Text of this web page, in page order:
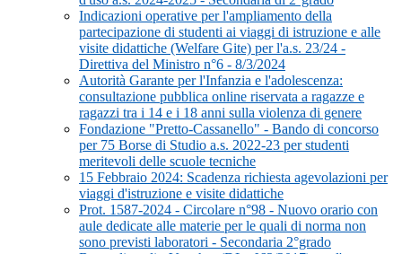
Indicazioni operative per l'ampliamento della
partecipazione di studenti ai viaggi di istruzione e alle
visite didattiche (Welfare Gite) per l'a.s. 23/24 -
Direttiva del Ministro n°6 - 8/3/2024
Autorità Garante per l'Infanzia e l'adolescenza:
consultazione pubblica online riservata a ragazze e
ragazzi tra i 14 e i 18 anni sulla violenza di genere
Fondazione "Pretto-Cassanello" - Bando di concorso
per 75 Borse di Studio a.s. 2022-23 per studenti
meritevoli delle scuole tecniche
15 Febbraio 2024: Scadenza richiesta agevolazioni per
viaggi d'istruzione e visite didattiche
Prot. 1587-2024 - Circolare n°98 - Nuovo orario con
aule dedicate alle materie per le quali di norma non
sono previsti laboratori - Secondaria 2°grado